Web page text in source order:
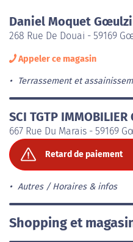
Daniel Moquet
268 Rue De Douai - 59169
Appeler ce magasin
Terrassement et
SCI TGTP
667 Rue Du Marais - 59169
Retard de paiement
Autres Horaires & infos
Shopping et